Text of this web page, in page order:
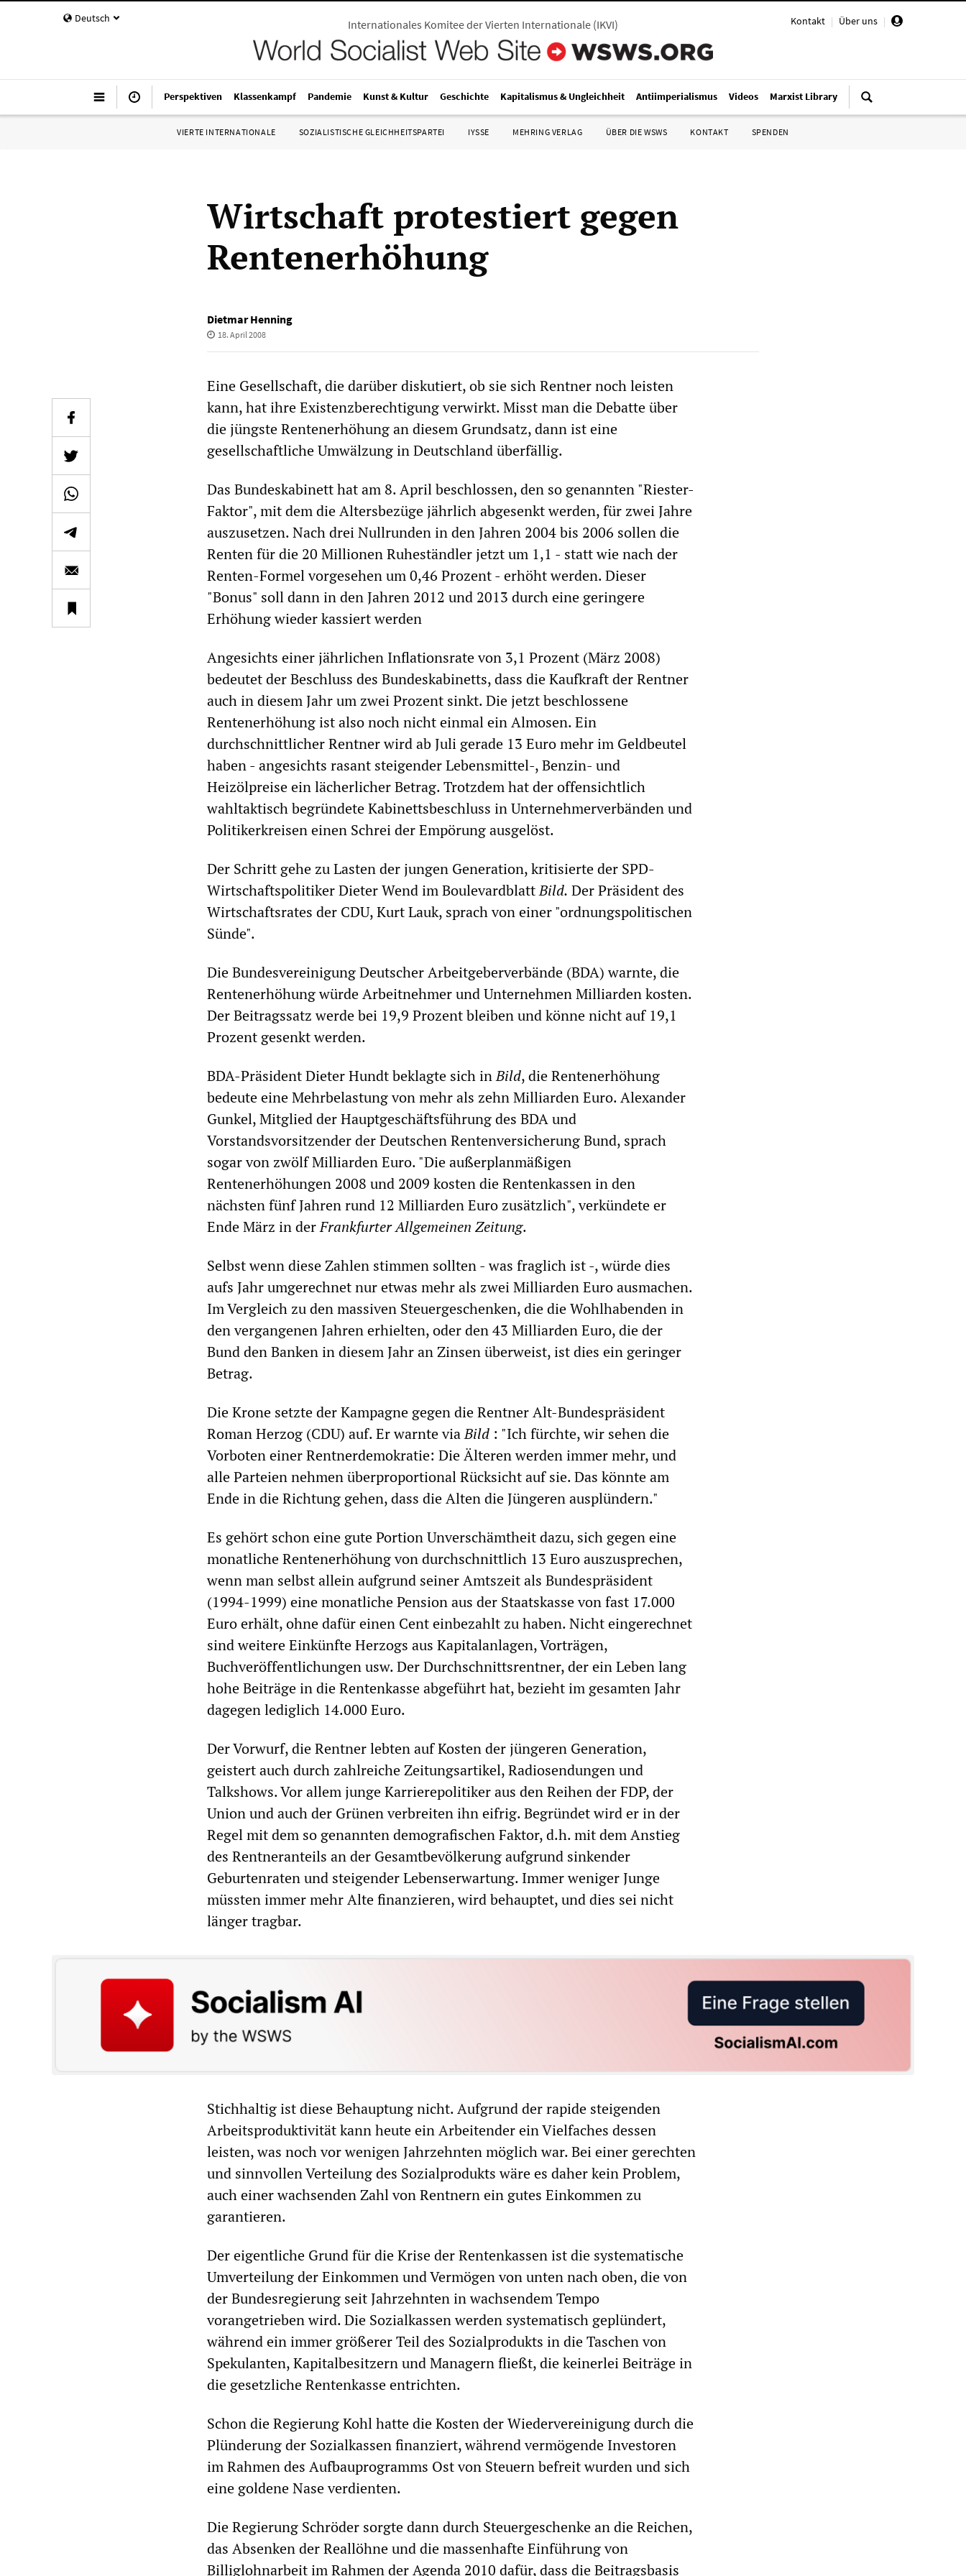
Deutsch Kontakt | Über uns |
Internationales Komitee der Vierten Internationale (IKVI)
Perspektiven Klassenkampf Pandemie Kunst & Kultur Geschichte Kapitalismus & Ungleichheit Antiimperialismus Videos Marxist Library
VIERTE INTERNATIONALE SOZIALISTISCHE GLEICHHEITSPARTEI IYSSE MEHRING VERLAG ÜBER DIE WSWS KONTAKT SPENDEN
Wirtschaft protestiert gegen
Rentenerhöhung
Dietmar Henning
18. April 2008
Eine Gesellschaft, die darüber diskutiert, ob sie sich Rentner noch leisten
kann, hat ihre Existenzberechtigung verwirkt. Misst man die Debatte über
die jüngste Rentenerhöhung an diesem Grundsatz, dann ist eine
gesellschaftliche Umwälzung in Deutschland überfällig.
Das Bundeskabinett hat am 8. April beschlossen, den so genannten "Riester-
Faktor", mit dem die Altersbezüge jährlich abgesenkt werden, für zwei Jahre
auszusetzen. Nach drei Nullrunden in den Jahren 2004 bis 2006 sollen die
Renten für die 20 Millionen Ruheständler jetzt um 1,1 - statt wie nach der
Renten-Formel vorgesehen um 0,46 Prozent - erhöht werden. Dieser
"Bonus" soll dann in den Jahren 2012 und 2013 durch eine geringere
Erhöhung wieder kassiert werden
Angesichts einer jährlichen Inflationsrate von 3,1 Prozent (März 2008)
bedeutet der Beschluss des Bundeskabinetts, dass die Kaufkraft der Rentner
auch in diesem Jahr um zwei Prozent sinkt. Die jetzt beschlossene
Rentenerhöhung ist also noch nicht einmal ein Almosen. Ein
durchschnittlicher Rentner wird ab Juli gerade 13 Euro mehr im Geldbeutel
haben - angesichts rasant steigender Lebensmittel-, Benzin- und
Heizölpreise ein lächerlicher Betrag. Trotzdem hat der offensichtlich
wahltaktisch begründete Kabinettsbeschluss in Unternehmerverbänden und
Politikerkreisen einen Schrei der Empörung ausgelöst.
Der Schritt gehe zu Lasten der jungen Generation, kritisierte der SPD-
Wirtschaftspolitiker Dieter Wend im BoulevardblattBild. Der Präsident des
Wirtschaftsrates der CDU, Kurt Lauk, sprach von einer "ordnungspolitischen
Sünde".
Die Bundesvereinigung Deutscher Arbeitgeberverbände (BDA) warnte, die
Rentenerhöhung würde Arbeitnehmer und Unternehmen Milliarden kosten.
Der Beitragssatz werde bei 19,9 Prozent bleiben und könne nicht auf 19,1
Prozent gesenkt werden.
BDA-Präsident Dieter Hundt beklagte sich inBild, die Rentenerhöhung
bedeute eine Mehrbelastung von mehr als zehn Milliarden Euro. Alexander
Gunkel, Mitglied der Hauptgeschäftsführung des BDA und
Vorstandsvorsitzender der Deutschen Rentenversicherung Bund, sprach
sogar von zwölf Milliarden Euro. "Die außerplanmäßigen
Rentenerhöhungen 2008 und 2009 kosten die Rentenkassen in den
nächsten fünf Jahren rund 12 Milliarden Euro zusätzlich", verkündete er
Ende März in derFrankfurter Allgemeinen Zeitung.
Selbst wenn diese Zahlen stimmen sollten - was fraglich ist -, würde dies
aufs Jahr umgerechnet nur etwas mehr als zwei Milliarden Euro ausmachen.
Im Vergleich zu den massiven Steuergeschenken, die die Wohlhabenden in
den vergangenen Jahren erhielten, oder den 43 Milliarden Euro, die der
Bund den Banken in diesem Jahr an Zinsen überweist, ist dies ein geringer
Betrag.
Die Krone setzte der Kampagne gegen die Rentner Alt-Bundespräsident
Roman Herzog (CDU) auf. Er warnte viaBild : "Ich fürchte, wir sehen die
Vorboten einer Rentnerdemokratie: Die Älteren werden immer mehr, und
alle Parteien nehmen überproportional Rücksicht auf sie. Das könnte am
Ende in die Richtung gehen, dass die Alten die Jüngeren ausplündern."
Es gehört schon eine gute Portion Unverschämtheit dazu, sich gegen eine
monatliche Rentenerhöhung von durchschnittlich 13 Euro auszusprechen,
wenn man selbst allein aufgrund seiner Amtszeit als Bundespräsident
(1994-1999) eine monatliche Pension aus der Staatskasse von fast 17.000
Euro erhält, ohne dafür einen Cent einbezahlt zu haben. Nicht eingerechnet
sind weitere Einkünfte Herzogs aus Kapitalanlagen, Vorträgen,
Buchveröffentlichungen usw. Der Durchschnittsrentner, der ein Leben lang
hohe Beiträge in die Rentenkasse abgeführt hat, bezieht im gesamten Jahr
dagegen lediglich 14.000 Euro.
Der Vorwurf, die Rentner lebten auf Kosten der jüngeren Generation,
geistert auch durch zahlreiche Zeitungsartikel, Radiosendungen und
Talkshows. Vor allem junge Karrierepolitiker aus den Reihen der FDP, der
Union und auch der Grünen verbreiten ihn eifrig. Begründet wird er in der
Regel mit dem so genannten demografischen Faktor, d.h. mit dem Anstieg
des Rentneranteils an der Gesamtbevölkerung aufgrund sinkender
Geburtenraten und steigender Lebenserwartung. Immer weniger Junge
müssten immer mehr Alte finanzieren, wird behauptet, und dies sei nicht
länger tragbar.
Stichhaltig ist diese Behauptung nicht. Aufgrund der rapide steigenden
Arbeitsproduktivität kann heute ein Arbeitender ein Vielfaches dessen
leisten, was noch vor wenigen Jahrzehnten möglich war. Bei einer gerechten
und sinnvollen Verteilung des Sozialprodukts wäre es daher kein Problem,
auch einer wachsenden Zahl von Rentnern ein gutes Einkommen zu
garantieren.
Der eigentliche Grund für die Krise der Rentenkassen ist die systematische
Umverteilung der Einkommen und Vermögen von unten nach oben, die von
der Bundesregierung seit Jahrzehnten in wachsendem Tempo
vorangetrieben wird. Die Sozialkassen werden systematisch geplündert,
während ein immer größerer Teil des Sozialprodukts in die Taschen von
Spekulanten, Kapitalbesitzern und Managern fließt, die keinerlei Beiträge in
die gesetzliche Rentenkasse entrichten.
Schon die Regierung Kohl hatte die Kosten der Wiedervereinigung durch die
Plünderung der Sozialkassen finanziert, während vermögende Investoren
im Rahmen des Aufbauprogramms Ost von Steuern befreit wurden und sich
eine goldene Nase verdienten.
Die Regierung Schröder sorgte dann durch Steuergeschenke an die Reichen,
das Absenken der Reallöhne und die massenhafte Einführung von
Billiglohnarbeit im Rahmen der Agenda 2010 dafür, dass die Beitragsbasis